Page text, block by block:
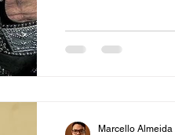
Marcello Almeida